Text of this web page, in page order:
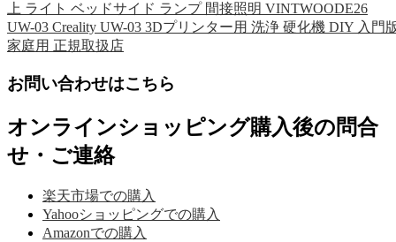
上 ライト ベッドサイド ランプ 間接照明 VINTWOODE26
UW-03 Creality UW-03 3Dプリンター用 洗浄 硬化機 DIY 入門
家庭用 正規取扱店
お問い合わせはこちら
オンラインショッピング購入後の問合
せ・ご連絡
楽天市場での購入
Yahooショッピングでの購入
Amazonでの購入